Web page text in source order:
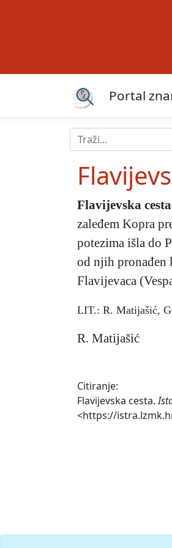
Portal
Flavijevska cesta
zaleđem Kopra
potezima išla do
od njih pronađen
Flavijevaca
LIT.: R. Matijašić,
R. Matijašić
Citiranje:
Flavijevska cesta.
<https://